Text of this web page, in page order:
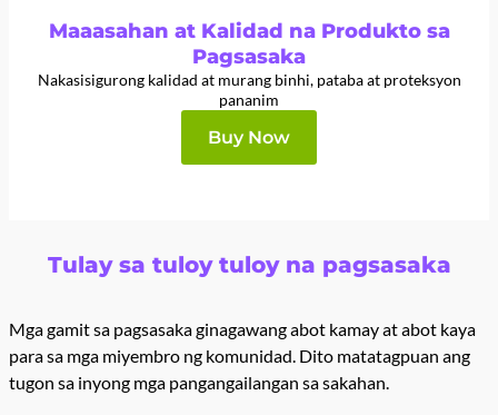
Tulay sa tuloy tuloy na pagsasaka
Mga gamit sa pagsasaka ginagawang abot kamay at abot kaya
para sa mga miyembro ng komunidad. Dito matatagpuan ang
tugon sa inyong mga pangangailangan sa sakahan.
Maaasahan at Kalidad na Produkto sa
Pagsasaka
Nakasisigurong kalidad at murang binhi, pataba at proteksyon
pananim
Buy Now